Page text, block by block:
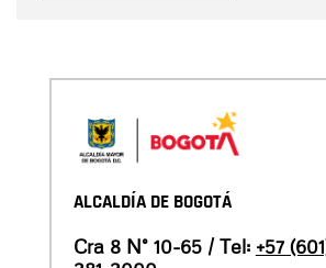
ALCALDÍA DE BOGOTÁ
Cra 8 N° 10-65 / Tel: +57